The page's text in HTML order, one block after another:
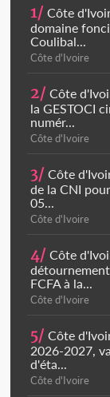
1/ Côte
domaine
Coulibal...
Côte d'Ivoire
2/ Côte
la GESTOCI
numér...
Côte d'Ivoire
3/ Côte
de la CNI
05...
Côte d'Ivoire
4/ Côte
FCFA à la...
Côte d'Ivoire
5/ Côte
2026-2027,
d'éta...
Côte d'Ivoire